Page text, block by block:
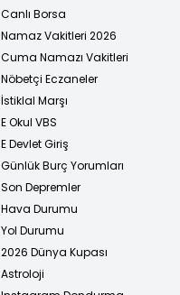
Canlı Borsa
Namaz Vakitleri 2026
Cuma Namazı Vakitleri
Nöbetçi Eczaneler
İstiklal Marşı
E Okul VBS
E Devlet Giriş
Günlük Burç Yorumları
Son Depremler
Hava Durumu
Yol Durumu
2026 Dünya Kupası
Astroloji